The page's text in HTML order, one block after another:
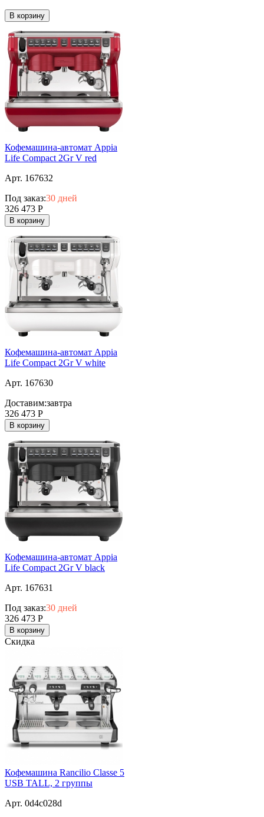
В корзину
Кофемашина-автомат Appia
Life Compact 2Gr V red
Арт. 167632
Под заказ:30 дней
326 473 Р
В корзину
Кофемашина-автомат Appia
Life Compact 2Gr V white
Арт. 167630
Доставим:завтра
326 473 Р
В корзину
Кофемашина-автомат Appia
Life Compact 2Gr V black
Арт. 167631
Под заказ:30 дней
326 473 Р
В корзину
Скидка
Кофемашина Rancilio Classe 5
USB TALL, 2 группы
Арт. 0d4c028d